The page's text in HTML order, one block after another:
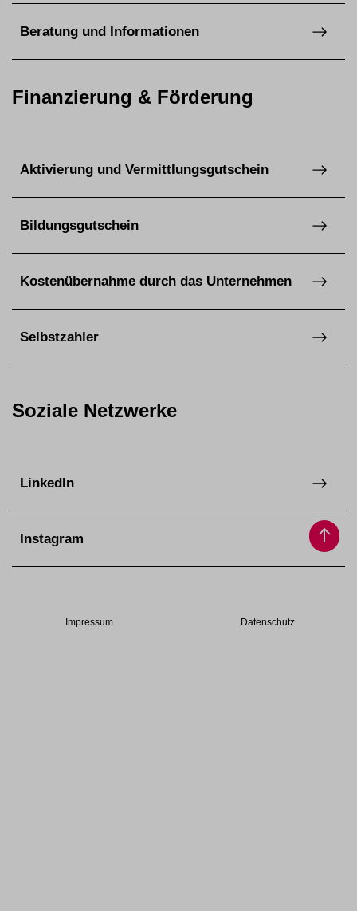
Beratung und Informationen
Finanzierung & Förderung
Aktivierung und Vermittlungsgutschein
Bildungsgutschein
Kostenübernahme durch das Unternehmen
Selbstzahler
Soziale Netzwerke
LinkedIn
Instagram
Impressum Datenschutz